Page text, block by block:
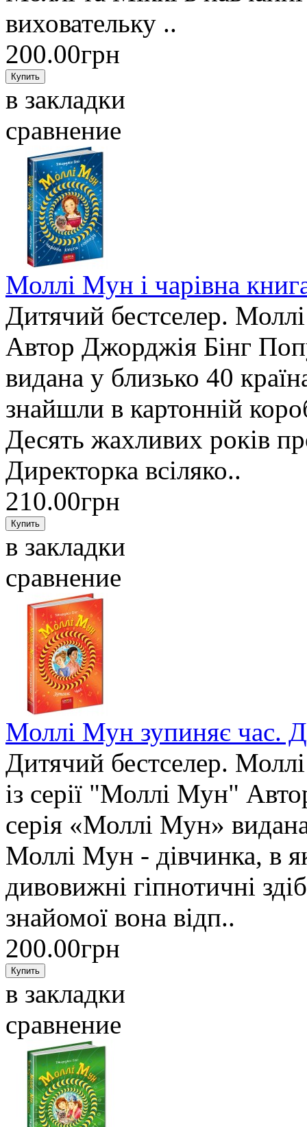
виховательку ..
200.00грн
в закладки
сравнение
Моллі Мун і чарівна
Дитячий бестселер.
Автор Джорджія Бінг
видана у близько 40
знайшли в картонній
Десять жахливих років
Директорка всіляко..
210.00грн
в закладки
сравнение
Моллі Мун зупиняє час.
Дитячий бестселер.
із серії "Моллі Мун"
серія «Моллі Мун»
Моллі Мун - дівчинка, в
дивовижні гіпнотичні
знайомої вона відп..
200.00грн
в закладки
сравнение